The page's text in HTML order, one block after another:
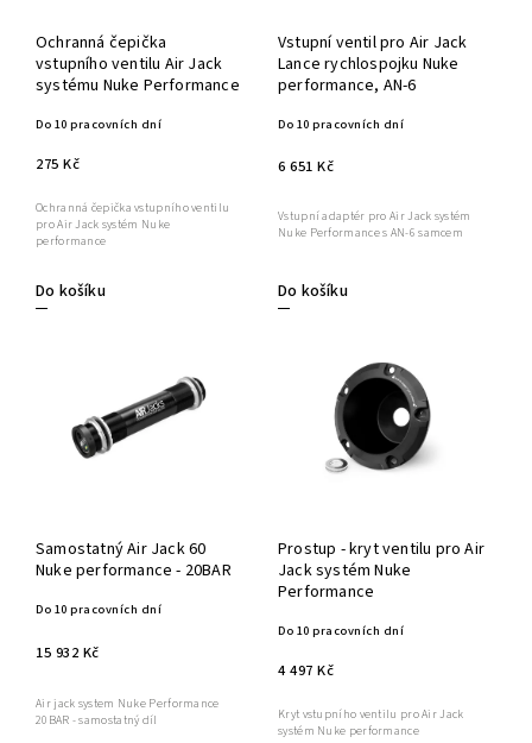
Ochranná čepička
vstupního ventilu Air Jack
systému Nuke Performance
Do 10 pracovních dní
275 Kč
Do košíku
Ochranná čepička vstupního ventilu
pro Air Jack systém Nuke
performance
Vstupní ventil pro Air Jack
Lance rychlospojku Nuke
performance, AN-6
Do 10 pracovních dní
6 651 Kč
Do košíku
Vstupní adaptér pro Air Jack systém
Nuke Performance s AN-6 samcem
Samostatný Air Jack 60
Nuke performance - 20BAR
Do 10 pracovních dní
15 932 Kč
Air jack system Nuke Performance
20BAR - samostatný díl
Prostup - kryt ventilu pro Air
Jack systém Nuke
Performance
Do 10 pracovních dní
4 497 Kč
Kryt vstupního ventilu pro Air Jack
systém Nuke performance